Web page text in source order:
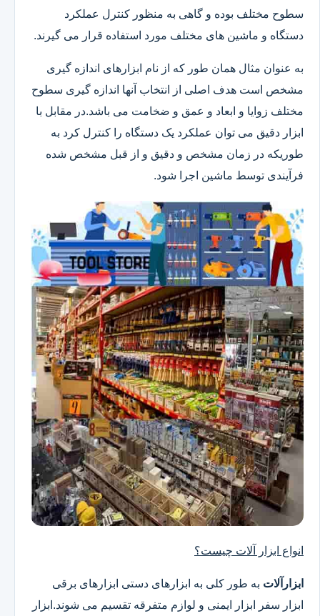
سطوح مختلف بوده و گاهی به منظور کنترل عملکرد
دستگاه و ماشین های مختلف مورد استفاده قرار می گیرند.
به عنوان مثال همان طور که از نام ابزارهای اندازه گیری
مشخص است هدف اصلی از انتخاب آنها اندازه گیری سطوح
مختلف زوایا و ابعاد و عمق و ضخامت می باشد.در مقابل با
ابزار دقیق می توان عملکرد یک دستگاه را کنترل کرد به
طوریکه در زمان مشخص و دقیق و از قبل مشخص شده
فرآیندی توسط ماشین اجرا شود.
انواع ابزار آلات چیست؟
ابزارآلات به طور کلی به ابزارهای دستی ابزارهای برقی
ابزار سفر ابزار ایمنی و لوازم متفرقه تقسیم می شوند.ابزار